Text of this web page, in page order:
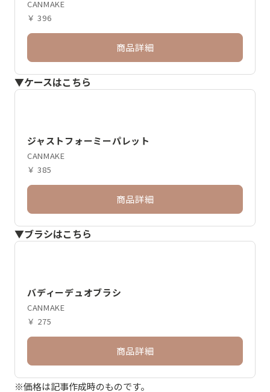
CANMAKE
￥ 396
商品詳細
▼ケースはこちら
ジャストフォーミーパレット
CANMAKE
￥ 385
商品詳細
▼ブラシはこちら
バディーデュオブラシ
CANMAKE
￥ 275
商品詳細
※価格は記事作成時のものです。